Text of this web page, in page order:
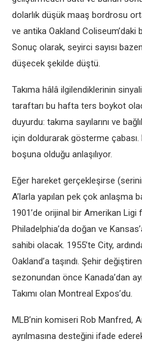
dolarlık düşük maaş bordrosu
ve antika Oakland Coliseum’daki
Sonuç olarak, seyirci sayısı
düşecek şekilde düştü.
Takıma hâlâ ilgilendiklerinin
taraftarı bu hafta ters boykot
duyurdu: takıma sayılarını ve
için doldurarak gösterme çabası.
boşuna olduğu anlaşılıyor.
Eğer hareket gerçekleşirse
A’larla yapılan pek çok anlaşma
1901’de orijinal bir Amerikan Ligi
Philadelphia’da doğan ve
sahibi olacak. 1955’te City,
Oakland’a taşındı. Şehir
sezonundan önce Kanada’dan
Takımı olan Montreal Expos’du.
MLB’nin komiseri Rob Manfred,
ayrılmasına desteğini ifade